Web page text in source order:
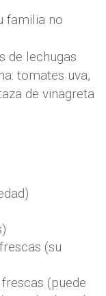
familia no
de lechugas
tomates uva,
de vinagreta
(su
(puede